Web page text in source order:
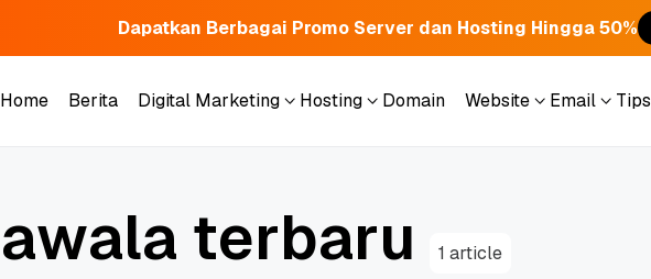
Dapatkan Berbagai Promo Server dan Hosting Hingga 50%
Home
Berita
Digital Marketing
Hosting
Domain
Website
Email
Tips
awala terbaru 1 article